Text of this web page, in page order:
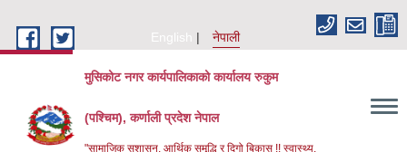
English
नेपाली
मुसिकोट नगर कार्यपालिकाको कार्यालय रुकुम
(पश्चिम), कर्णाली प्रदेश नेपाल
"सामाजिक सुशासन, आर्थिक समृद्धि र दिगो बिकास !! स्वास्थ्य,